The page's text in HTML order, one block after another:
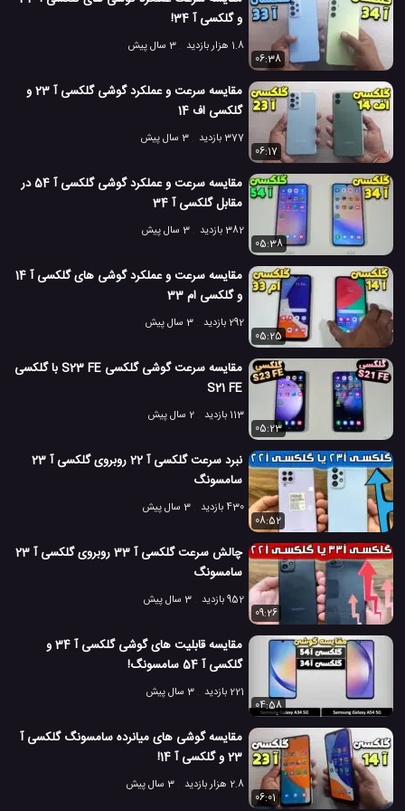
گلکسی A71 # گوشی گلکسی A71 سامسونگ
# مشخصات گلکسی A71
# مشخصات گوشی گلکسی A32 سامسونگ
7.8 هزار بازدید
5 سال پیش بررسی تکنولوژی
و گلکسی آ 34!
1.8 هزار بازدید
3 سال پیش
06:38
مقایسه سرعت و عملکرد گوشی گلکسی آ 23 و
گلکسی اف 14
377 بازدید
3 سال پیش
06:17
مقایسه سرعت و عملکرد گوشی گلکسی آ 54 در
مقابل گلکسی آ 34
382 بازدید
3 سال پیش
05:38
مقایسه سرعت و عملکرد گوشی های گلکسی آ 14
و گلکسی ام 33
292 بازدید
3 سال پیش
05:25
مقایسه سرعت گوشی گلکسی S23 FE با گلکسی
S21 FE
113 بازدید
2 سال پیش
05:23
نبرد سرعت گلکسی آ 22 روبروی گلکسی آ 23
سامسونگ
430 بازدید
3 سال پیش
08:52
چالش سرعت گلکسی آ 33 روبروی گلکسی آ 23
سامسونگ
952 بازدید
3 سال پیش
09:26
مقایسه قابلیت های گوشی گلکسی آ 34 و
گلکسی آ 54 سامسونگ!
221 بازدید
3 سال پیش
04:58
مقایسه گوشی های میانرده سامسونگ گلکسی آ
23 و گلکسی آ 14!
2.8 هزار بازدید
3 سال پیش
06:01